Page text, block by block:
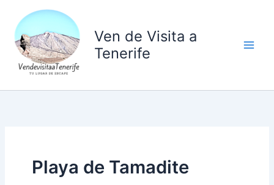
contenido
Ven de Visita a
Tenerife
Playa de Tamadite